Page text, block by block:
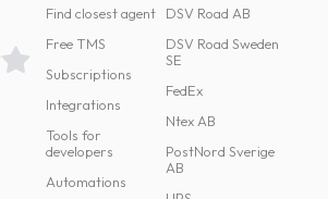
Find closest agent
Free TMS
Subscriptions
Integrations
Tools for
developers
Automations
DSV Road AB
DSV Road Sweden
SE
FedEx
Ntex AB
PostNord Sverige
AB